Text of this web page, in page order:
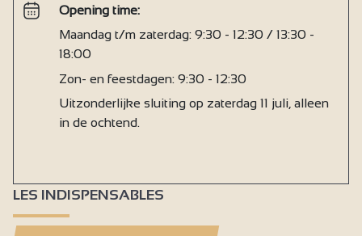
Opening time:
Maandag t/m zaterdag: 9:30 - 12:30 / 13:30 -
18:00
Zon- en feestdagen: 9:30 - 12:30
Uitzonderlijke sluiting op zaterdag 11 juli, alleen
in de ochtend.
LES INDISPENSABLES